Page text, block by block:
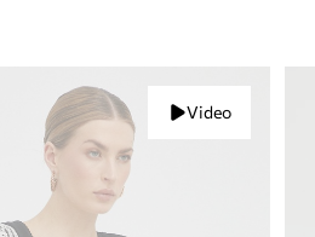
Video